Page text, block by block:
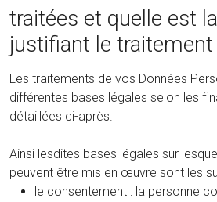
traitées et quelle est
justifiant le traitement
Les traitements de vos Données
différentes bases légales selon les
détaillées ci-après.
Ainsi lesdites bases légales sur
peuvent être mis en œuvre sont les
le consentement : la personne